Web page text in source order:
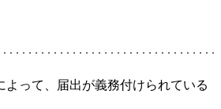
よって、届出が義務付けられている